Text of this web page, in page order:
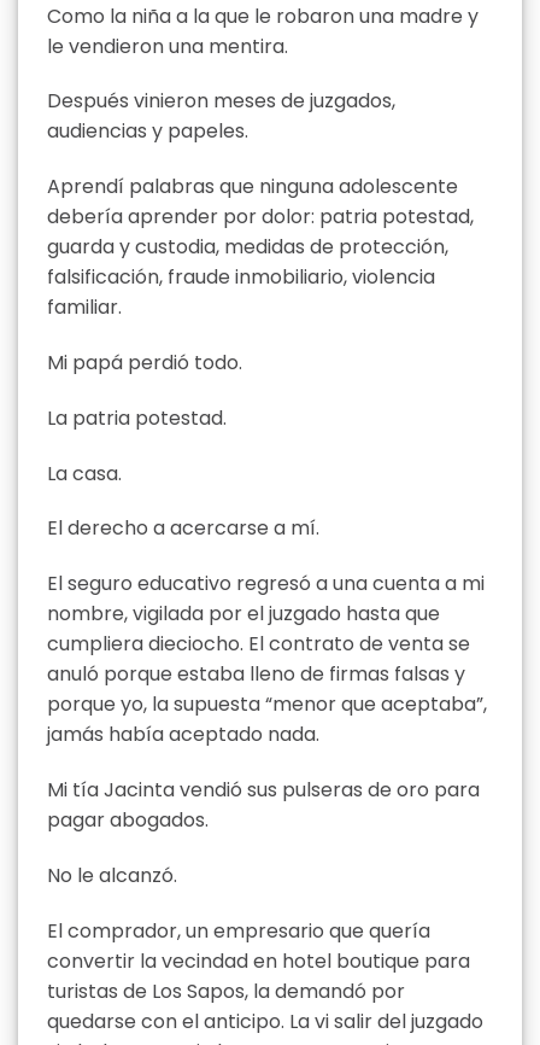
Como la niña a la que le robaron una madre y
le vendieron una mentira.
Después vinieron meses de juzgados,
audiencias y papeles.
Aprendí palabras que ninguna adolescente
debería aprender por dolor: patria potestad,
guarda y custodia, medidas de protección,
falsificación, fraude inmobiliario, violencia
familiar.
Mi papá perdió todo.
La patria potestad.
La casa.
El derecho a acercarse a mí.
El seguro educativo regresó a una cuenta a mi
nombre, vigilada por el juzgado hasta que
cumpliera dieciocho. El contrato de venta se
anuló porque estaba lleno de firmas falsas y
porque yo, la supuesta “menor que aceptaba”,
jamás había aceptado nada.
Mi tía Jacinta vendió sus pulseras de oro para
pagar abogados.
No le alcanzó.
El comprador, un empresario que quería
convertir la vecindad en hotel boutique para
turistas de Los Sapos, la demandó por
quedarse con el anticipo. La vi salir del juzgado